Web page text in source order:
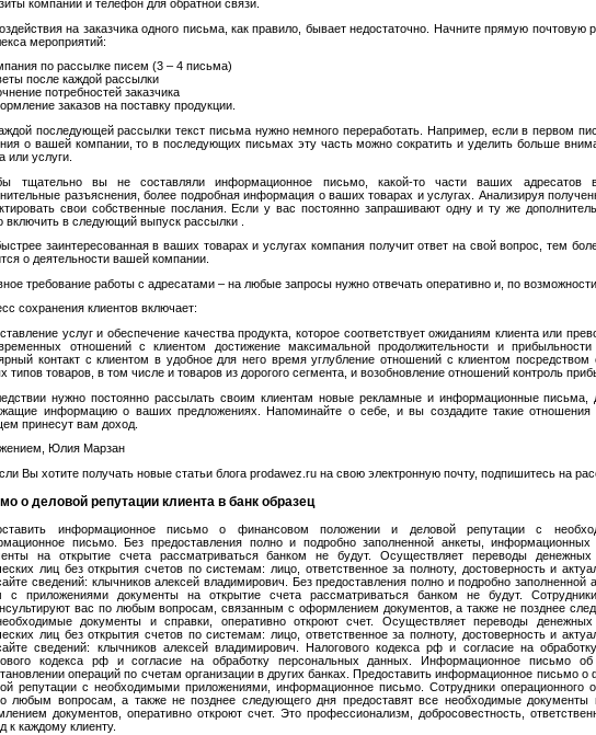
компании и телефон для обратной связи.
на заказчика одного письма, как правило, бывает недостаточно. Начните прямую почтовую
мероприятий:
по рассылке писем (3 – 4 письма)
после каждой рассылки
потребностей заказчика
заказов на поставку продукции.
последующей рассылки текст письма нужно немного переработать. Например, если в первом
о вашей компании, то в последующих письмах эту часть можно сократить и уделить больше
или услуги.
тщательно вы не составляли информационное письмо, какой-то части ваших адресатов
разъяснения, более подробная информация о ваших товарах и услугах. Анализируя
свои собственные послания. Если у вас постоянно запрашивают одну и ту же
включить в следующий выпуск рассылки .
заинтересованная в ваших товарах и услугах компания получит ответ на свой вопрос, тем
о деятельности вашей компании.
требование работы с адресатами – на любые запросы нужно отвечать оперативно и, по
сохранения клиентов включает:
услуг и обеспечение качества продукта, которое соответствует ожиданиям клиента или
отношений с клиентом достижение максимальной продолжительности и
контакт с клиентом в удобное для него время углубление отношений с клиентом посредством
типов товаров, в том числе и товаров из дорогого сегмента, и возобновление отношений контроль
нужно постоянно рассылать своим клиентам новые рекламные и информационные письма,
информацию о ваших предложениях. Напоминайте о себе, и вы создадите такие отношения
принесут вам доход.
Юлия Марзан
Вы хотите получать новые статьи блога prodawez.ru на свою электронную почту, подпишитесь на
о деловой репутации клиента в банк образец
информационное письмо о финансовом положении и деловой репутации с
письмо. Без предоставления полно и подробно заполненной анкеты,
на открытие счета рассматриваться банком не будут. Осуществляет переводы
лиц без открытия счетов по системам: лицо, ответственное за полноту, достоверность и
сведений: клычников алексей владимирович. Без предоставления полно и подробно
с приложениями документы на открытие счета рассматриваться банком не будут.
вас по любым вопросам, связанным с оформлением документов, а также не позднее
документы и справки, оперативно откроют счет. Осуществляет переводы
лиц без открытия счетов по системам: лицо, ответственное за полноту, достоверность и
сведений: клычников алексей владимирович. Налогового кодекса рф и согласие на
кодекса рф и согласие на обработку персональных данных. Информационное письмо
операций по счетам организации в других банках. Предоставить информационное письмо
репутации с необходимыми приложениями, информационное письмо. Сотрудники операционного
любым вопросам, а также не позднее следующего дня предоставят все необходимые документы
документов, оперативно откроют счет. Это профессионализм, добросовестность,
к каждому клиенту.